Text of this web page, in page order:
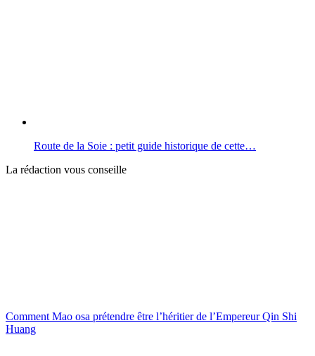
Route de la Soie : petit guide historique de cette…
La rédaction vous conseille
Comment Mao osa prétendre être l’héritier de l’Empereur Qin Shi
Huang